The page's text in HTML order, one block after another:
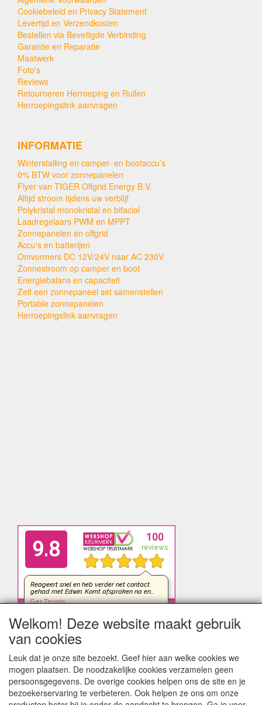
Cookiebeleid en Privacy Statement
Levertijd en Verzendkosten
Bestellen via Beveiligde Verbinding
Garantie en Reparatie
Maatwerk
Foto's
Reviews
Retourneren Herroeping en Ruilen
Herroepingslink aanvragen
INFORMATIE
Winterstalling en camper- en bootaccu’s
0% BTW voor zonnepanelen
Flyer van TIGER Offgrid Energy B.V.
Altijd stroom tijdens uw verblijf
Polykristal monokristal en bifacial
Laadregelaars PWM en MPPT
Zonnepanelen en offgrid
Accu's en batterijen
Omvormers DC 12V/24V naar AC 230V
Zonnestroom op camper en boot
Energiebalans en capaciteit
Zelf een zonnepaneel set samenstellen
Portable zonnepanelen
Herroepingslink aanvragen
Welkom! Deze website maakt gebruik
van cookies
Leuk dat je onze site bezoekt. Geef hier aan welke cookies we
mogen plaatsen. De noodzakelijke cookies verzamelen geen
persoonsgegevens. De overige cookies helpen ons de site en je
bezoekerservaring te verbeteren. Ook helpen ze ons om onze